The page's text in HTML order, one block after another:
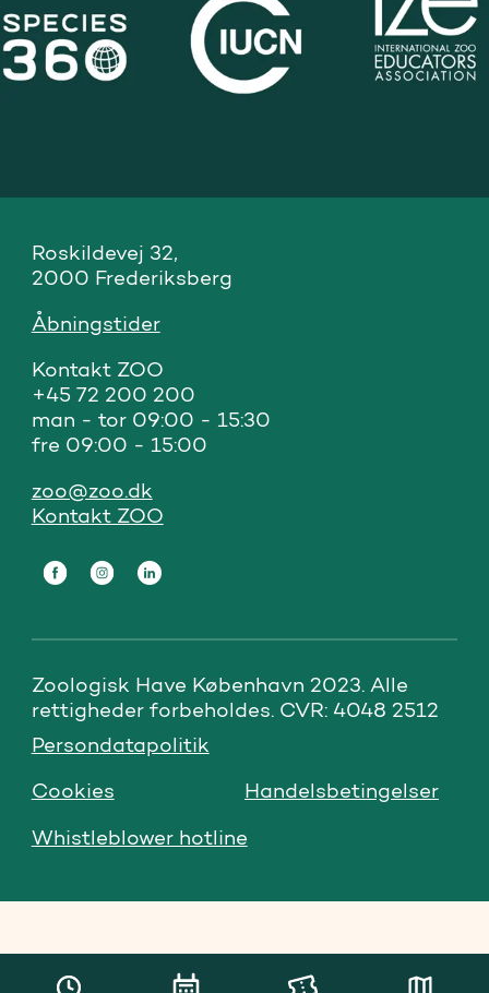
Roskildevej 32,
2000 Frederiksberg
Åbningstider
Kontakt ZOO
+45 72 200 200
man - tor 09:00 - 15:30
fre 09:00 - 15:00
zoo@zoo.dk
Kontakt ZOO
Zoologisk Have København 2023. Alle
rettigheder forbeholdes. CVR: 4048 2512
Whistleblower hotline
Cookies Handelsbetingelser
Persondatapolitik